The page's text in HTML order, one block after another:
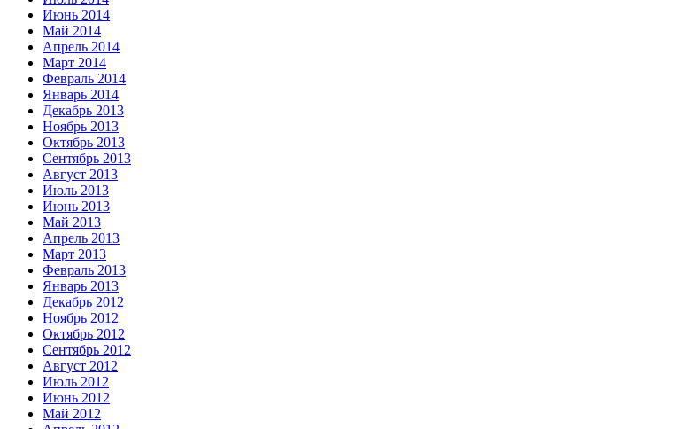
Июнь 2014
Май 2014
Апрель 2014
Март 2014
Февраль 2014
Январь 2014
Декабрь 2013
Ноябрь 2013
Октябрь 2013
Сентябрь 2013
Август 2013
Июль 2013
Июнь 2013
Май 2013
Апрель 2013
Март 2013
Февраль 2013
Январь 2013
Декабрь 2012
Ноябрь 2012
Октябрь 2012
Сентябрь 2012
Август 2012
Июль 2012
Июнь 2012
Май 2012